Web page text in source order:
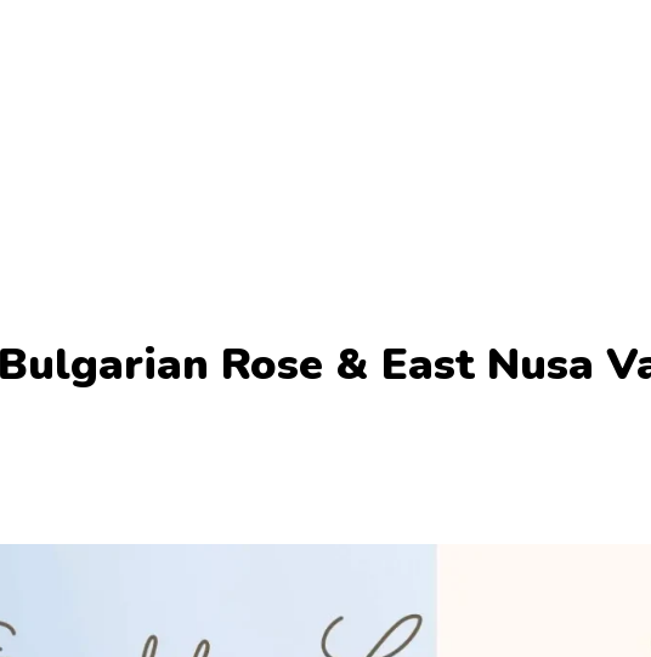
Rose & East Nusa